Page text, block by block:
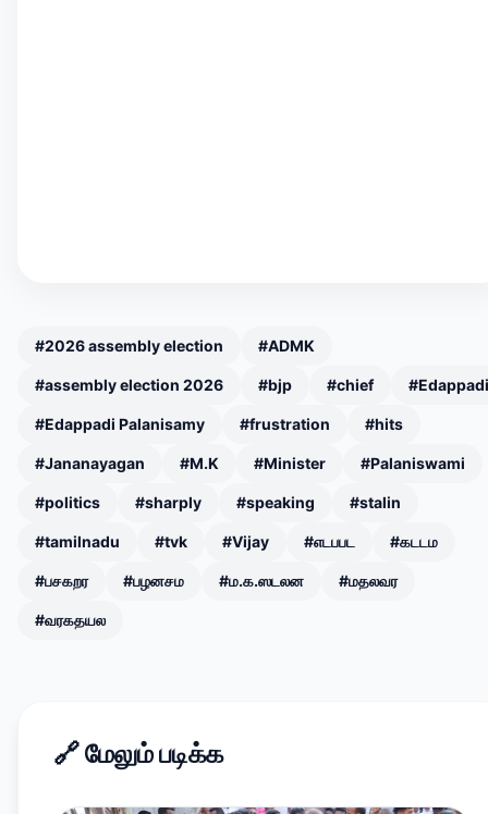
#2026 assembly election #ADMK
#assembly election 2026 #bjp #chief #Edappadi
#Edappadi Palanisamy #frustration #hits
#Jananayagan #M.K #Minister #Palaniswami
#politics #sharply #speaking #stalin
#tamilnadu #tvk #Vijay #எடபபட #கடடம
#பசகறர #பழனசம #ம.க.ஸடலன #மதலவர
#வரகதயல
🔗மேலும் படிக்க